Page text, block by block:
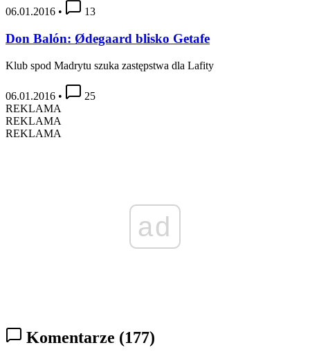
06.01.2016 • 13
Don Balón: Ødegaard blisko Getafe
Klub spod Madrytu szuka zastępstwa dla Lafity
06.01.2016 •
25
REKLAMA
REKLAMA
REKLAMA
ad
Komentarze (177)